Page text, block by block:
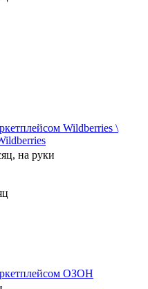
Wildberries \
на руки
ОЗОН